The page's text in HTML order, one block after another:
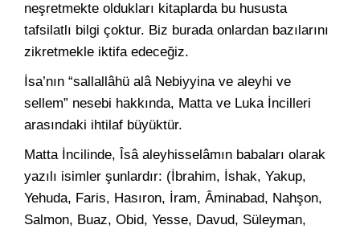
neşretmekte oldukları kitaplarda bu hususta
tafsilatlı bilgi çoktur. Biz burada onlardan bazılarını
zikretmekle iktifa edeceğiz.
İsa’nın “sallallâhü alâ Nebiyyina ve aleyhi ve
sellem” nesebi hakkında, Matta ve Luka İncilleri
arasındaki ihtilaf büyüktür.
Matta İncilinde, Îsâ aleyhisselâmın babaları olarak
yazılı isimler şunlardır: (İbrahim, İshak, Yakup,
Yehuda, Faris, Hasıron, İram, Âminabad, Nahşon,
Salmon, Buaz, Obid, Yesse, Davud, Süleyman,